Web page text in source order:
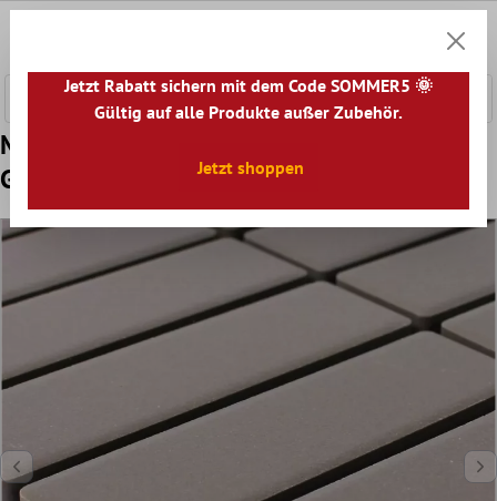
Muster Keramikmosaik Fliesen Miranda
Grau Unglasiert R10 Matt Stäbchen
Jetzt Rabatt sichern mit dem Code SOMMER5 🌞
Gültig auf alle Produkte außer Zubehör.
Jetzt shoppen